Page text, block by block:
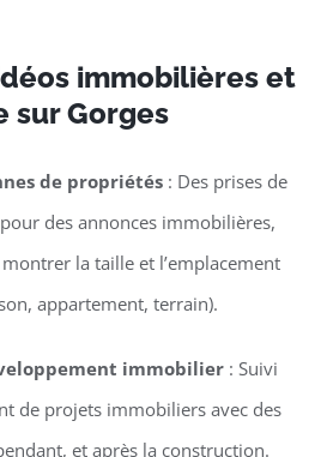
immobilières et
Gorges
de propriétés: Des prises de
des annonces immobilières,
la taille et l’emplacement
appartement, terrain).
immobilier: Suivi
de projets immobiliers avec des
et après la construction.